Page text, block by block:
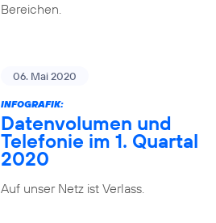
Bereichen.
06. Mai 2020
INFOGRAFIK:
Datenvolumen und
Telefonie im 1. Quartal
2020
Auf unser Netz ist Verlass.